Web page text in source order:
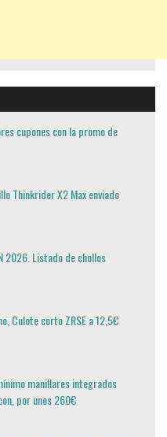
cupones con la promo de
Thinkrider X2 Max enviado
2026. Listado de chollos
Culote corto ZRSE a 12,5€
manillares integrados
por unos 260€